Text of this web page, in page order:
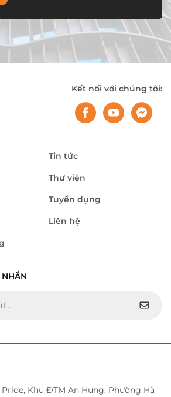
Kết nối với chúng tôi:
Tin tức
Thư viện
Tuyển dụng
Liên hệ
Pride, Khu ĐTM An Hưng, Phường Hà